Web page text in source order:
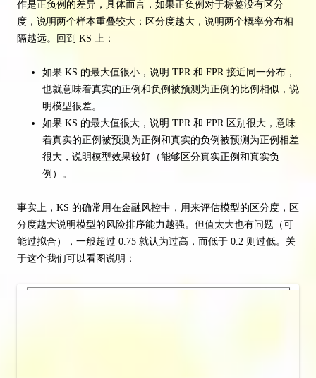
作是正负例的差异，具体而言，如果正负例对于标签没有区分
度，说明两个样本重叠较大；区分度越大，说明两个概率分布相
隔越远。回到 KS 上：
如果 KS 的最大值很小，说明 TPR 和 FPR 接近同一分布，
也就意味着真实的正例和负例被预测为正例的比例相似，说
明模型很差。
如果 KS 的最大值很大，说明 TPR 和 FPR 区别很大，意味
着真实的正例被预测为正例和真实的负例被预测为正例相差
很大，说明模型效果较好（能够区分真实正例和真实负
例）。
事实上，KS 的确常用在金融风控中，用来评估模型的区分度，区
分度越大说明模型的风险排序能力越强。但值太大也有问题（可
能过拟合），一般超过 0.75 就认为过高，而低于 0.2 则过低。关
于这个我们可以看图说明：